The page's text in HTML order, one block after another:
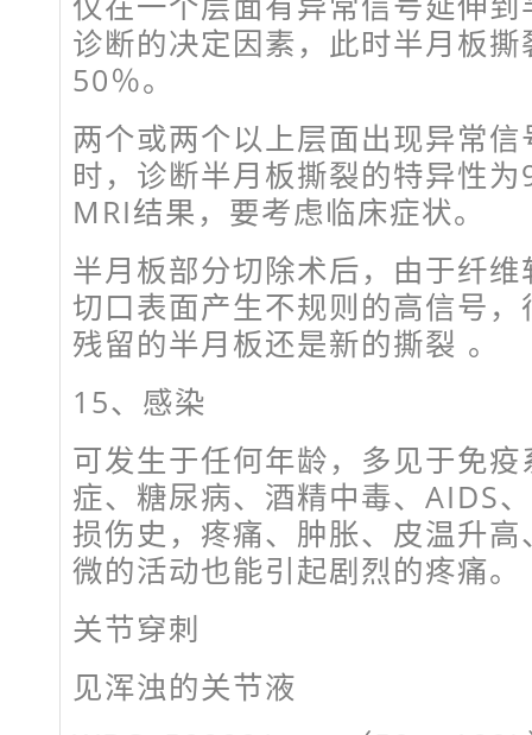
诊断的决定因素，此时半月板
50％。
两个或两个以上层面出现异常
时，诊断半月板撕裂的特异性
MRI结果，要考虑临床症状。
半月板部分切除术后，由于纤
切口表面产生不规则的高信号
残留的半月板还是新的撕裂 。
15、感染
可发生于任何年龄，多见于免
症、糖尿病、酒精中毒、AIDS
损伤史，疼痛、肿胀、皮温升
微的活动也能引起剧烈的疼痛。
关节穿刺
见浑浊的关节液